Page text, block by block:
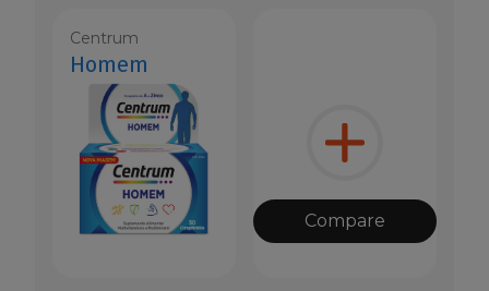
Centrum
Homem
Compare